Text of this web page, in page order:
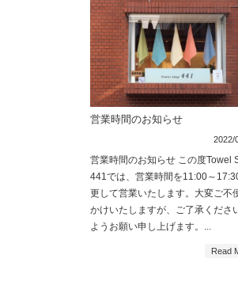
営業時間のお知らせ
2022/
営業時間のお知らせ この度Towel
441では、営業時間を11:00～
更して営業いたします。大変ご不
かけいたしますが、ご了承くださ
ようお願い申し上げます。...
Read